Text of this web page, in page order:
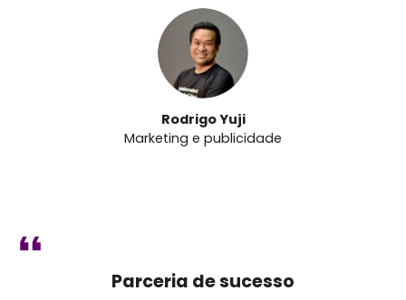
Rodrigo Yuji
Marketing e publicidade
Parceria de sucesso